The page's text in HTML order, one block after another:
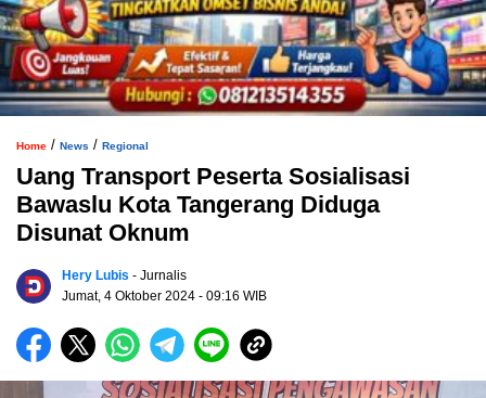
Home / News / Regional
Uang Transport Peserta Sosialisasi
Bawaslu Kota Tangerang Diduga
Disunat Oknum
Hery Lubis - Jurnalis
Jumat, 4 Oktober 2024 - 09:16 WIB